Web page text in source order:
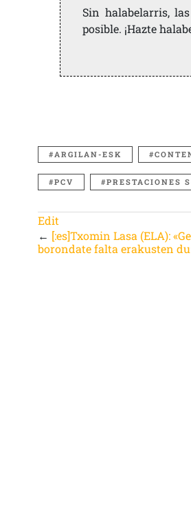
Sin halabelarris,
posible. ¡Hazte
ARGILAN-ESK
PCV PRESTACIONES
Edit
← [:es]Txomin Lasa (ELA):
borondate falta erakusten